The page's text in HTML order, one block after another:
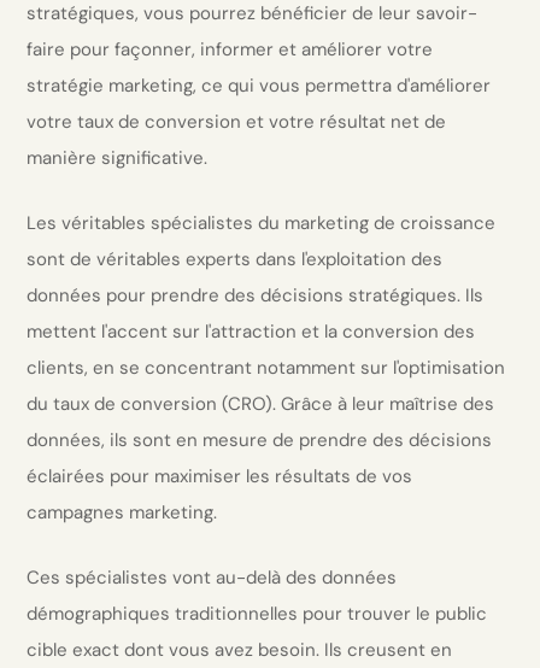
stratégiques, vous pourrez bénéficier de leur savoir-
faire pour façonner, informer et améliorer votre
stratégie marketing, ce qui vous permettra d'améliorer
votre taux de conversion et votre résultat net de
manière significative.
Les véritables spécialistes du marketing de croissance
sont de véritables experts dans l'exploitation des
données pour prendre des décisions stratégiques. Ils
mettent l'accent sur l'attraction et la conversion des
clients, en se concentrant notamment sur l'optimisation
du taux de conversion (CRO). Grâce à leur maîtrise des
données, ils sont en mesure de prendre des décisions
éclairées pour maximiser les résultats de vos
campagnes marketing.
Ces spécialistes vont au-delà des données
démographiques traditionnelles pour trouver le public
cible exact dont vous avez besoin. Ils creusent en